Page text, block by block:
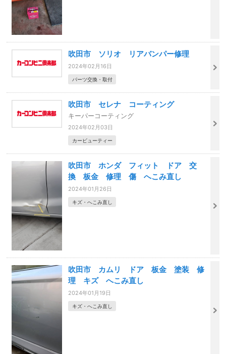
吹田市 ソリオ リアバンパー修理
2024年02月16日
パーツ交換・取付
吹田市 セレナ コーティング
キーパーコーティング
2024年02月03日
カービューティー
吹田市 ホンダ フィット ドア 交
換 板金 修理 傷 へこみ直し
2024年01月26日
キズ・へこみ直し
吹田市 カムリ ドア 板金 塗装 修
理 キズ へこみ直し
2024年01月19日
キズ・へこみ直し